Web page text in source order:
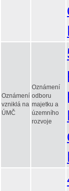
Oznámení
vzniklá na
ÚMČ
Oznámení
odboru
majetku a
územního
rozvoje